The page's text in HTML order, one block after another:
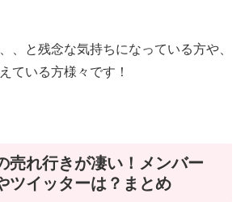
、と残念な気持ちになっている方や、
ている方様々です！
売れ行きが凄い！メンバー
ツイッターは？まとめ